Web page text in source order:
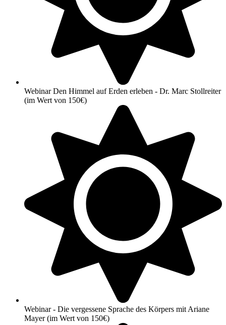
Webinar Den Himmel auf Erden erleben - Dr. Marc Stollreiter
(im Wert von 150€)
Webinar - Die vergessene Sprache des Körpers mit Ariane
Mayer (im Wert von 150€)